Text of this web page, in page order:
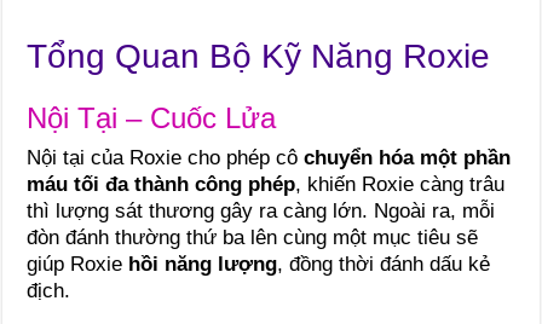
Tổng Quan Bộ Kỹ Năng Roxie
Nội Tại – Cuốc Lửa
Nội tại của Roxie cho phép côchuyển hóa một phần
máu tối đa thành công phép, khiến Roxie càng trâu
thì lượng sát thương gây ra càng lớn. Ngoài ra, mỗi
đòn đánh thường thứ ba lên cùng một mục tiêu sẽ
giúp Roxie hồi năng lượng, đồng thời đánh dấu kẻ
địch.